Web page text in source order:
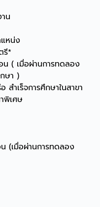
น
หน่ง
รี*
( เมื่อผ่านการทดลอง
ษา )
สำเร็จการศึกษาในสาขา
พิเศษ
(เมื่อผ่านการทดลอง